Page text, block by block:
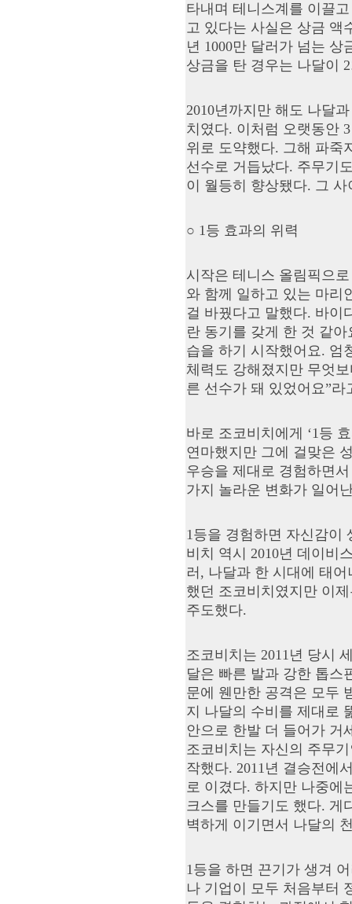
타내며 테니스계를 이끌
고 있다는 사실은 상금 액
년 1000만 달러가 넘는 상
상금을 탄 경우는 나달이
2010년까지만 해도 나달
치였다. 이처럼 오랫동안
위로 도약했다. 그해 파죽
선수로 거듭났다. 주무기
이 월등히 향상됐다. 그
○ 1등 효과의 위력
시작은 테니스 올림픽으
와 함께 일하고 있는 마리
걸 바꿨다고 말했다. 바이
란 동기를 갖게 한 것 같
습을 하기 시작했어요. 엄
체력도 강해졌지만 무엇
른 선수가 돼 있었어요”라
바로 조코비치에게 ‘1등
연마했지만 그에 걸맞은
우승을 제대로 경험하면
가지 놀라운 변화가 일어
1등을 경험하면 자신감이
비치 역시 2010년 데이비
러, 나달과 한 시대에 태
했던 조코비치였지만 이
주도했다.
조코비치는 2011년 당시
달은 빠른 발과 강한 톱스
문에 웬만한 공격은 모두
지 나달의 수비를 제대로
안으로 한발 더 들어가 거
조코비치는 자신의 주무
작했다. 2011년 결승전에
로 이겼다. 하지만 나중에
크스를 만들기도 했다. 게
벽하게 이기면서 나달의
1등을 하면 끈기가 생겨
나 기업이 모두 처음부터